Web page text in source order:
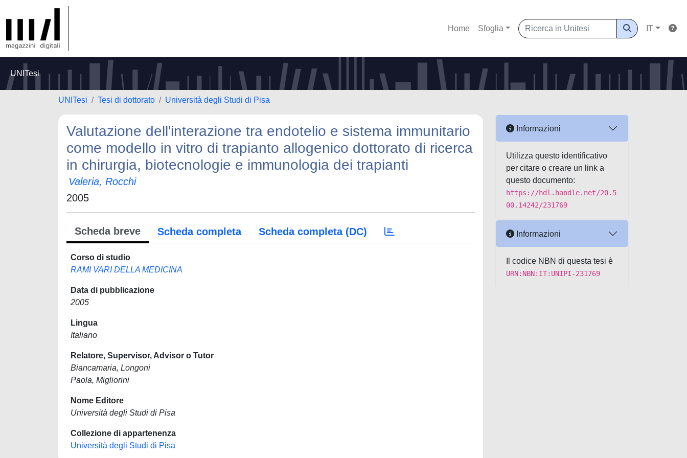
Home Sfoglia IT
UNITesi
UNITesi Tesi di dottorato Università degli Studi di Pisa
Valutazione dell'interazione tra endotelio e sistema immunitario
come modello in vitro di trapianto allogenico dottorato di ricerca
in chirurgia, biotecnologie e immunologia dei trapianti
Valeria, Rocchi
2005
Scheda breve Scheda completa Scheda completa (DC)
Corso di studio
RAMI VARI DELLA MEDICINA
Data di pubblicazione
2005
Lingua
Italiano
Relatore, Supervisor, Advisor o Tutor
Biancamaria, Longoni
Paola, Migliorini
Nome Editore
Università degli Studi di Pisa
Collezione di appartenenza
Università degli Studi di Pisa
Informazioni
Utilizza questo identificativo
per citare o creare un link a
questo documento:
https://hdl.handle.net/20.5
00.14242/231769
Informazioni
Il codice NBN di questa tesi è
URN:NBN:IT:UNIPI-231769